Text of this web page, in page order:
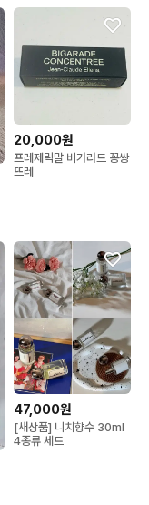
20,000원
프레제릭말 비가라드 꽁쌍
뜨레
47,000원
[새상품] 니치향수 30ml
4종류 세트